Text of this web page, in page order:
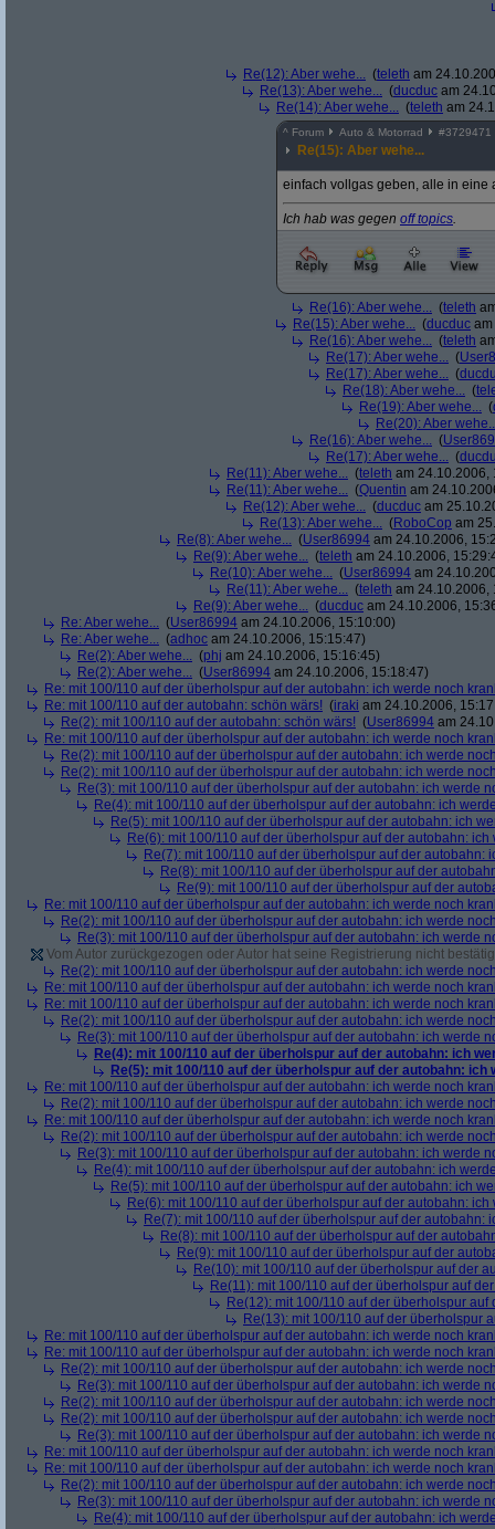
Re(12): Aber wehe... (teleth am
Re(13): Aber wehe... (ducduc am
Re(14): Aber wehe... (teleth am
^ Forum Auto & Motorrad #3729471
Re(15): Aber wehe...
einfach vollgas geben, alle in eine
Ich hab was gegen off topics.
Re(16): Aber wehe... (teleth
Re(15): Aber wehe... (ducduc
Re(16): Aber wehe... (teleth
Re(17): Aber wehe... (
Re(17): Aber wehe... (
Re(18): Aber wehe... (
Re(19): Aber wehe... (
Re(20): Aber
Re(16): Aber wehe... (
Re(17): Aber wehe... (
Re(11): Aber wehe... (teleth am 24.10.2006,
Re(11): Aber wehe... (Quentin am
Re(12): Aber wehe... (ducduc am
Re(13): Aber wehe... (RoboCop am
Re(8): Aber wehe... (User86994 am 24.10.2006,
Re(9): Aber wehe... (teleth am 24.10.2006,
Re(10): Aber wehe... (User86994 am
Re(11): Aber wehe... (teleth am 24.10.2006,
Re(9): Aber wehe... (ducduc am 24.10.2006,
Re: Aber wehe... (User86994 am 24.10.2006, 15:10:00)
Re: Aber wehe... (adhoc am 24.10.2006, 15:15:47)
Re(2): Aber wehe... (phj am 24.10.2006, 15:16:45)
Re(2): Aber wehe... (User86994 am 24.10.2006, 15:18:47)
Re: mit 100/110 auf der überholspur auf der autobahn: ich werde noch
Re: mit 100/110 auf der autobahn: schön wärs! (iraki am 24.10.2006,
Re(2): mit 100/110 auf der autobahn: schön wärs! (User86994 am
Re: mit 100/110 auf der überholspur auf der autobahn: ich werde noch
Re(2): mit 100/110 auf der überholspur auf der autobahn: ich werde
Re(2): mit 100/110 auf der überholspur auf der autobahn: ich werde
Re(3): mit 100/110 auf der überholspur auf der autobahn: ich werde
Re(4): mit 100/110 auf der überholspur auf der autobahn: ich
Re(5): mit 100/110 auf der überholspur auf der autobahn: ich
Re(6): mit 100/110 auf der überholspur auf der autobahn:
Re(7): mit 100/110 auf der überholspur auf der autobahn:
Re(8): mit 100/110 auf der überholspur auf der
Re(9): mit 100/110 auf der überholspur auf der
Re: mit 100/110 auf der überholspur auf der autobahn: ich werde noch
Re(2): mit 100/110 auf der überholspur auf der autobahn: ich werde
Re(3): mit 100/110 auf der überholspur auf der autobahn: ich werde
Vom Autor zurückgezogen oder Autor hat seine Registrierung nicht
Re(2): mit 100/110 auf der überholspur auf der autobahn: ich werde
Re: mit 100/110 auf der überholspur auf der autobahn: ich werde noch
Re: mit 100/110 auf der überholspur auf der autobahn: ich werde noch
Re(2): mit 100/110 auf der überholspur auf der autobahn: ich werde
Re(3): mit 100/110 auf der überholspur auf der autobahn: ich werde
Re(4): mit 100/110 auf der überholspur auf der autobahn: ich
Re(5): mit 100/110 auf der überholspur auf der autobahn: ich
Re: mit 100/110 auf der überholspur auf der autobahn: ich werde noch
Re(2): mit 100/110 auf der überholspur auf der autobahn: ich werde
Re: mit 100/110 auf der überholspur auf der autobahn: ich werde noch
Re(2): mit 100/110 auf der überholspur auf der autobahn: ich werde
Re(3): mit 100/110 auf der überholspur auf der autobahn: ich werde
Re(4): mit 100/110 auf der überholspur auf der autobahn: ich
Re(5): mit 100/110 auf der überholspur auf der autobahn: ich
Re(6): mit 100/110 auf der überholspur auf der autobahn:
Re(7): mit 100/110 auf der überholspur auf der autobahn:
Re(8): mit 100/110 auf der überholspur auf der
Re(9): mit 100/110 auf der überholspur auf der
Re(10): mit 100/110 auf der überholspur auf der
Re(11): mit 100/110 auf der überholspur auf
Re(12): mit 100/110 auf der überholspur
Re(13): mit 100/110 auf der überholspur
Re: mit 100/110 auf der überholspur auf der autobahn: ich werde noch
Re: mit 100/110 auf der überholspur auf der autobahn: ich werde noch
Re(2): mit 100/110 auf der überholspur auf der autobahn: ich werde
Re(3): mit 100/110 auf der überholspur auf der autobahn: ich werde
Re(2): mit 100/110 auf der überholspur auf der autobahn: ich werde
Re(2): mit 100/110 auf der überholspur auf der autobahn: ich werde
Re(3): mit 100/110 auf der überholspur auf der autobahn: ich werde
Re: mit 100/110 auf der überholspur auf der autobahn: ich werde noch
Re: mit 100/110 auf der überholspur auf der autobahn: ich werde noch
Re(2): mit 100/110 auf der überholspur auf der autobahn: ich werde
Re(3): mit 100/110 auf der überholspur auf der autobahn: ich werde
Re(4): mit 100/110 auf der überholspur auf der autobahn: ich